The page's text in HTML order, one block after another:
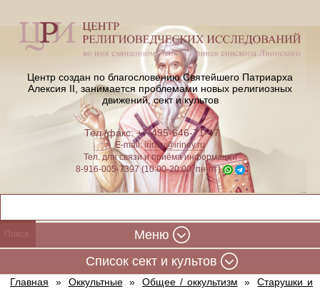
Центр создан по благословению Святейшего Патриарха
Алексия II, занимается проблемами новых религиозных
движений, сект и культов
Тел./факс: +7-495-646-71-47
E-mail:iriney@iriney.ru
Тел. для связи и приёма информации
8-916-005-7397 (10:00-20:00, пн-пт)
Меню
Cписок сект и культов
Главная » Оккультные » Общее / оккультизм »
Старушки и